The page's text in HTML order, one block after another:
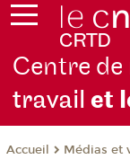
Centre
travailet
Accueil Médias et